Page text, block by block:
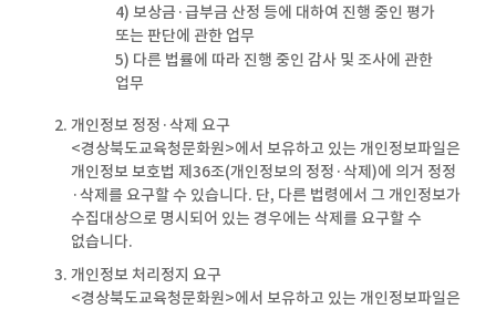
4) 보상금·급부금 산정 등에 대하여 진행 중인 평가
또는 판단에 관한 업무
5) 다른 법률에 따라 진행 중인 감사 및 조사에 관한
업무
2. 개인정보 정정·삭제 요구
<경상북도교육청문화원>에서 보유하고 있는 개인정보파일은
개인정보 보호법 제36조(개인정보의 정정·삭제)에 의거 정정
·삭제를 요구할 수 있습니다. 단, 다른 법령에서 그 개인정보가
수집대상으로 명시되어 있는 경우에는 삭제를 요구할 수
없습니다.
3. 개인정보 처리정지 요구
<경상북도교육청문화원>에서 보유하고 있는 개인정보파일은